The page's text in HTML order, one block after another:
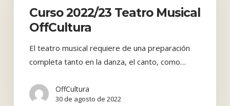
OffCultura
Curso 2022/23 Teatro Musical
OffCultura
El teatro musical requiere de una preparación
completa tanto en la danza, el canto, como…
OffCultura
30 de agosto de 2022